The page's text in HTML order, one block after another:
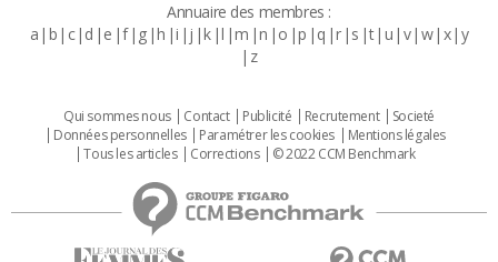
Annuaire des membres :
a b c d e f g h i j k l m n o p q r s t u v w x y
z
Qui sommes nous Contact Publicité Recrutement
Societé
Données personnelles
Paramétrer les cookies
Mentions légales
Tous les articles
Corrections © 2022 CCM Benchmark